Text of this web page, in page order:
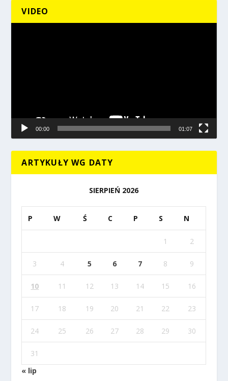
VIDEO
00:00 01:07
ARTYKUŁY WG DATY
SIERPIEŃ 2026
P W Ś C P S N
1 2
3 4 5 6 7 8 9
10 11 12 13 14 15 16
17 18 19 20 21 22 23
24 25 26 27 28 29 30
31
« lip